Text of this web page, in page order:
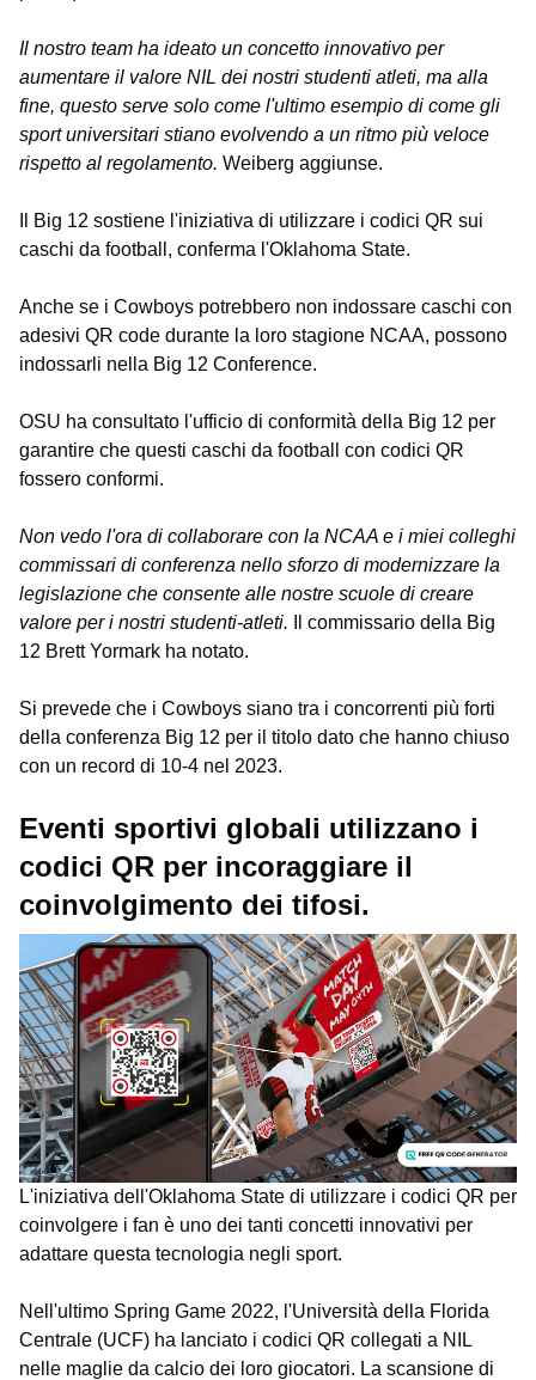
Il nostro team ha ideato un concetto innovativo per
aumentare il valore NIL dei nostri studenti atleti, ma alla
fine, questo serve solo come l'ultimo esempio di come gli
sport universitari stiano evolvendo a un ritmo più veloce
rispetto al regolamento. Weiberg aggiunse.
Il Big 12 sostiene l'iniziativa di utilizzare i codici QR sui
caschi da football, conferma l'Oklahoma State.
Anche se i Cowboys potrebbero non indossare caschi con
adesivi QR code durante la loro stagione NCAA, possono
indossarli nella Big 12 Conference.
OSU ha consultato l'ufficio di conformità della Big 12 per
garantire che questi caschi da football con codici QR
fossero conformi.
Non vedo l'ora di collaborare con la NCAA e i miei colleghi
commissari di conferenza nello sforzo di modernizzare la
legislazione che consente alle nostre scuole di creare
valore per i nostri studenti-atleti.
Il commissario della Big
12 Brett Yormark ha notato.
Si prevede che i Cowboys siano tra i concorrenti più forti
della conferenza Big 12 per il titolo dato che hanno chiuso
con un record di 10-4 nel 2023.
Eventi sportivi globali utilizzano i
codici QR per incoraggiare il
coinvolgimento dei tifosi.
L'iniziativa dell'Oklahoma State di utilizzare i codici QR per
coinvolgere i fan è uno dei tanti concetti innovativi per
adattare questa tecnologia negli sport.
Nell'ultimo Spring Game 2022, l'Università della Florida
Centrale (UCF) ha lanciato i codici QR collegati a NIL
nelle maglie da calcio dei loro giocatori. La scansione di